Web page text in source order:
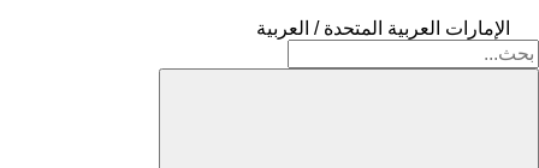
الإمارات العربية المتحدة / العربية